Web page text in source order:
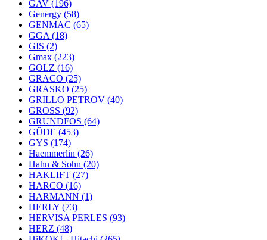
GAV (196)
Genergy (58)
GENMAC (65)
GGA (18)
GIS (2)
Gmax (223)
GOLZ (16)
GRACO (25)
GRASKO (25)
GRILLO PETROV (40)
GROSS (92)
GRUNDFOS (64)
GÜDE (453)
GYS (174)
Haemmerlin (26)
Hahn & Sohn (20)
HAKLIFT (27)
HARCO (16)
HARMANN (1)
HERLY (73)
HERVISA PERLES (93)
HERZ (48)